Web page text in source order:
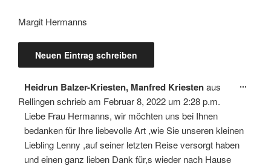
Margit Hermanns
Heidrun Balzer-Kriesten, Manfred Kriestenaus
Rellingenschrieb am Februar 8, 2022 um 2:28 p.m.
Liebe Frau Hermanns, wir möchten uns bei Ihnen
bedanken für Ihre liebevolle Art ,wie Sie unseren kleinen
Liebling Lenny ,auf seiner letzten Reise versorgt haben
und einen ganz lieben Dank für,s wieder nach Hause
...